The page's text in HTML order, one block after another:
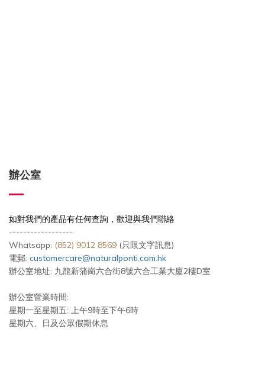
辦公室
如對我們的產品有任何查詢，歡迎與我們聯絡
------------------
Whatsapp: (852) 9012 8569 (只限文字訊息)
電郵: customercare@naturalponti.com.hk
辦公室地址: 九龍新蒲崗六合街8號六合工業大廈2樓D室
辦公室營業時間:
星期一至星期五: 上午9時至下午6時
星期六、日及公眾假期休息